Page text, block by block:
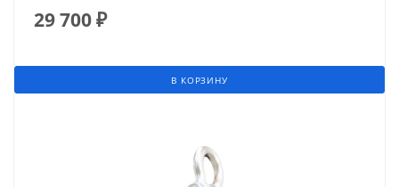
29 700₽
В КОРЗИНУ